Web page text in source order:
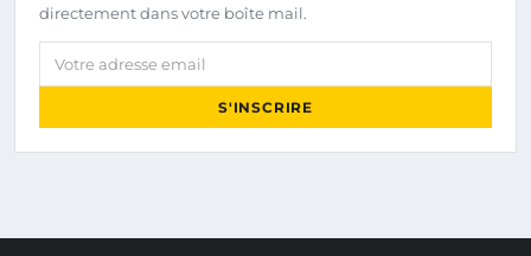
directement dans votre boîte mail.
Votre adresse email
S'INSCRIRE